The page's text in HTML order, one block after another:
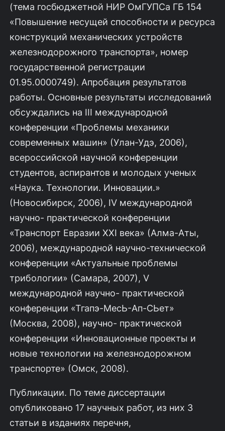
(тема госбюджетной НИР ОмГУПСа ГБ 154
«Повышение несущей способности и ресурса
конструкций механических устройств
железнодорожного транспорта», номер
государственной регистрации
01.95.0000749). Апробация результатов
работы. Основные результаты исследований
обсуждались на III международной
конференции «Проблемы механики
современных машин» (Улан-Удэ, 2006),
всероссийской научной конференции
студентов, аспирантов и молодых ученых
«Наука. Технологии. Инновации.»
(Новосибирск, 2006), IV международной
научно- практической конференции
«Транспорт Евразии XXI века» (Алма-Аты,
2006), международной научно-технической
конференции «Актуальные проблемы
трибологии» (Самара, 2007), V
международной научно- практической
конференции «Тгапэ-МесЬ-Ап-СЬет»
(Москва, 2008), научно- практической
конференции «Инновационные проекты и
новые технологии на железнодорожном
транспорте» (Омск, 2008).
Публикации. По теме диссертации
опубликовано 17 научных работ, из них 3
статьи в изданиях перечня,